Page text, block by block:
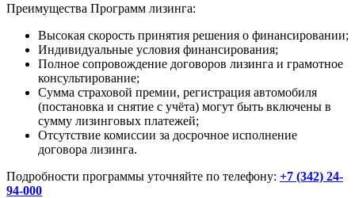
Преимущества Программ лизинга:
Высокая скорость принятия решения о финансировании;
Индивидуальные условия финансирования;
Полное сопровождение договоров лизинга и грамотное
консультирование;
Сумма страховой премии, регистрация автомобиля
(постановка и снятие с учёта) могут быть включены в
сумму лизинговых платежей;
Отсутствие комиссии за досрочное исполнение
договора лизинга.
Подробности программы уточняйте по телефону: +7 (342) 24-
94-000